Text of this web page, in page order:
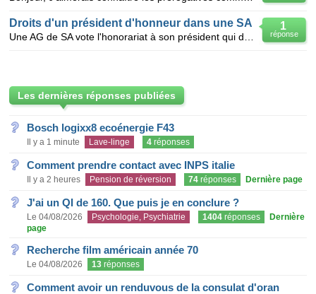
1
réponse
Droits d'un président d'honneur dans une SA
Les dernières réponses publiées
Bosch logixx8 ecoénergie F43
Il y a 1 minute Lave-linge 4 réponses
Comment prendre contact avec INPS italie
Il y a 2 heures Pension de réversion 74 réponses Dernière page
J'ai un QI de 160. Que puis je en conclure ?
Le 04/08/2026 Psychologie, Psychiatrie 1404 réponses
Dernière
page
Recherche film américain année 70
Le 04/08/2026 13 réponses
Comment avoir un renduvous de la consulat d'oran